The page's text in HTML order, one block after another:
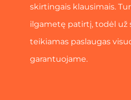
skirtingais klausimais.
ilgametę patirtį, todėl už
teikiamas paslaugas
garantuojame.